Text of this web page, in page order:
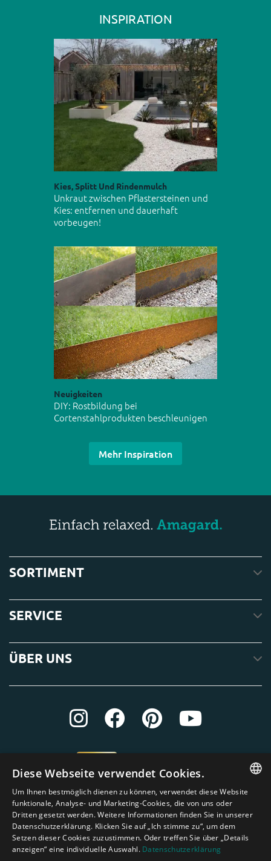
INSPIRATION
Kies, Splitt Und Rindenmulch
Unkraut zwischen Pflastersteinen und
Kies: entfernen und dauerhaft
vorbeugen!
Neuigkeiten
DIY: Rostbildung bei
Cortenstahlprodukten beschleunigen
Mehr Inspiration
SORTIMENT
SERVICE
ÜBER UNS
ENGLISH
DUTCH
GERMAN
Diese Webseite verwendet Cookies.
Um Ihnen bestmöglich dienen zu können, verwendet diese Website
funktionale, Analyse- und Marketing-Cookies, die von uns oder
Dritten gesetzt werden. Weitere Informationen finden Sie in unserer
Datenschutzerklärung. Klicken Sie auf „Ich stimme zu“, um dem
Setzen dieser Cookies zuzustimmen. Oder treffen Sie über „Details
anzeigen“ eine individuelle Auswahl. Datenschutzerklärung